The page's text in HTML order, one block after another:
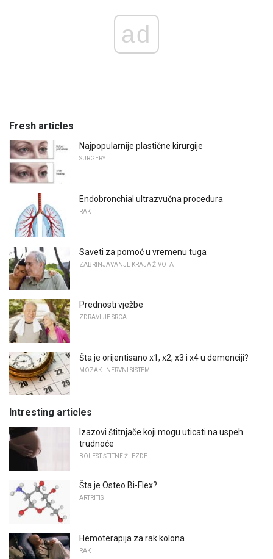
ad
Fresh articles
Najpopularnije plastične kirurgije
SURGERY
Endobronchial ultrazvučna procedura
RAK
Saveti za pomoć u vremenu tuga
ZABRINJAVANJE KRAJA ŽIVOTA
Prednosti vježbe
ZDRAVLJE SRCA
Šta je orijentisano x1, x2, x3 i x4 u demenciji?
MOZAK I NERVNI SISTEM
Intresting articles
Izazovi štitnjače koji mogu uticati na uspeh
trudnoće
BOLEST ŠTITNE ŽLEZDE
Šta je Osteo Bi-Flex?
ARTRITIS
Hemoterapija za rak kolona
RAK